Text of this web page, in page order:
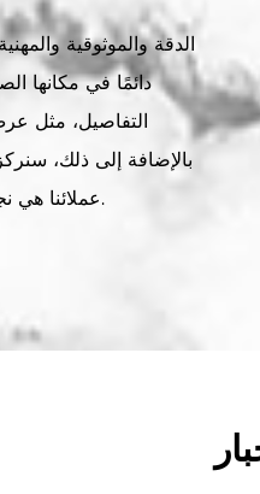
دائمًا في مكانها
التفاصيل، مثل
بالإضافة إلى ذلك،
عملائنا هي نجاحنا. نحن لا نقدم فقط منتجات ممتازة، وخدمة أفضل.